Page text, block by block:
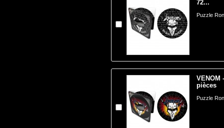
72...
Puzzle
VENOM
pièces
Puzzle